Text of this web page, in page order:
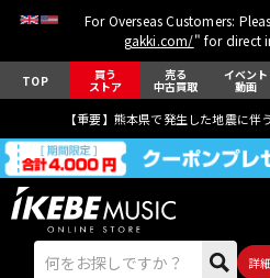
For Overseas Customers:
gakki.com/" for direct
TOP 買う
ストア
売る
中古買取
イベント
動画
【重要】熊本県で発生した地震に
詳